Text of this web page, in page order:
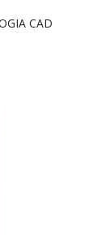
CAD